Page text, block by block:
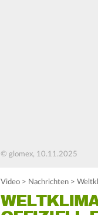
© glomex, 10.11.2025
Video > Nachrichten >